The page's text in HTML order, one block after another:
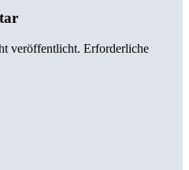
veröffentlicht. Erforderliche